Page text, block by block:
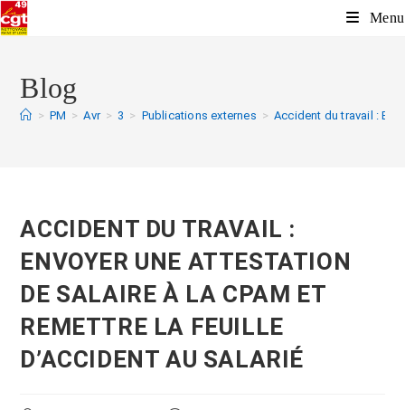
Menu
Blog
> PM > Avr > 3 > Publications externes > Accident du travail :
ACCIDENT DU TRAVAIL :
ENVOYER UNE ATTESTATION
DE SALAIRE À LA CPAM ET
REMETTRE LA FEUILLE
D’ACCIDENT AU SALARIÉ